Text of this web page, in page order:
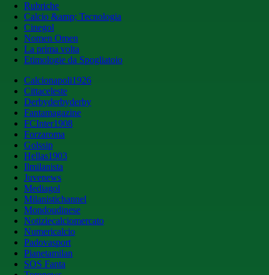
Rubriche
Calcio &amp; Tecnologia
Cinegol
Nomen Omen
La prima volta
Etimologie da Spogliatoio
Calcionapoli1926
Cittaceleste
Derbyderbyderby
Fantamagazine
FCInter1908
Forzaroma
Golssip
Hellas1903
Ilmilanista
Juvenews
Mediagol
Milanistichannel
Mondoudinese
Notiziecalciomercato
Numericalcio
Padovasport
Pianetamilan
SOS Fanta